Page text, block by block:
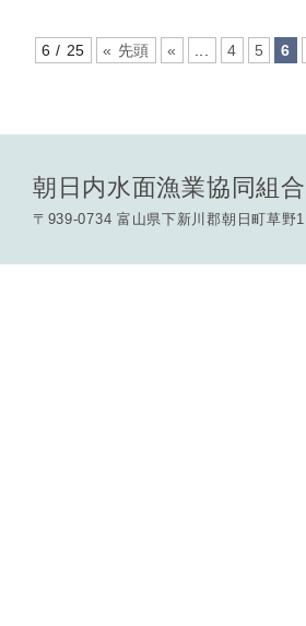
6 / 25 « 先頭 « 4 5 6
朝日内水面漁業協同組合
〒939-0734 富山県下新川郡朝日町草